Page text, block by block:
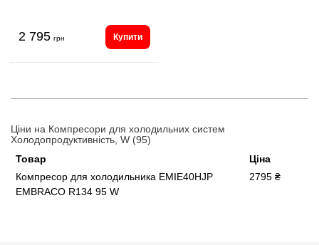
2 795 грн Купити
Ціни на Компресори для холодильних систем
Холодопродуктивність, W (95)
Товар
Ціна
Компресор для холодильника EMIE40HJP
EMBRACO R134 95 W
2795 ₴